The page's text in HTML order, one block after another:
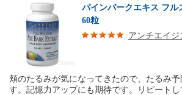
パインバークエキス フル
60粒
アンチエイジ
頬のたるみが気になってきたので、たるみ予
す。記憶力アップにも期待です。リピートし